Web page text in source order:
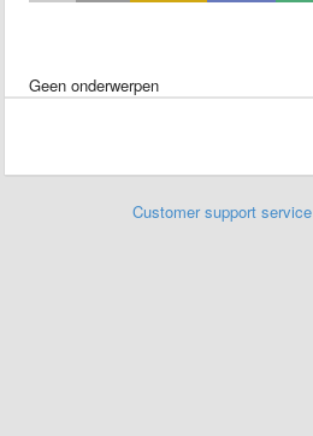
Geen onderwerpen
Customer support service